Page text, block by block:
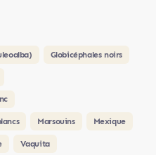
Globicéphales noirs
Marsouins Mexique
Vaquita